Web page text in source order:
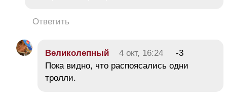
Ответить
Великолепный 4 окт, 16:24
-3
Пока видно, что распоясались одни
тролли.